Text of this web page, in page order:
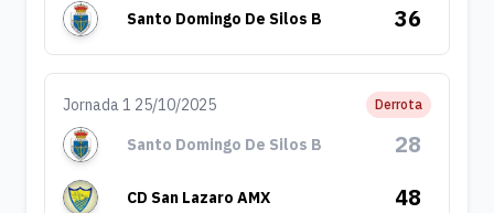
Santo Domingo De Silos B 36
Jornada 1 25/10/2025 Derrota
Santo Domingo De Silos B 28
CD San Lazaro AMX 48